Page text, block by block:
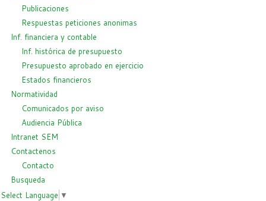
Publicaciones
Respuestas peticiones anonimas
Inf. financiera y contable
Inf. histórica de presupuesto
Presupuesto aprobado en ejercicio
Estados financieros
Normatividad
Comunicados por aviso
Audiencia Pública
Intranet SEM
Contactenos
Contacto
Busqueda
Select Language ▼